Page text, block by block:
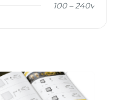
100 – 240v